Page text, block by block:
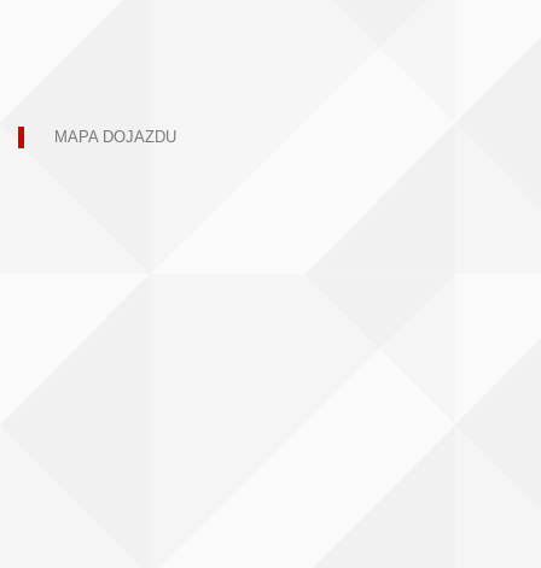
MAPA DOJAZDU